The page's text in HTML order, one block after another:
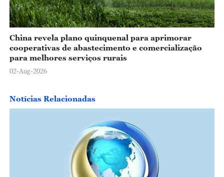
China revela plano quinquenal para aprimorar
cooperativas de abastecimento e comercialização
para melhores serviços rurais
02-Aug-2026
Notícias Relacionadas